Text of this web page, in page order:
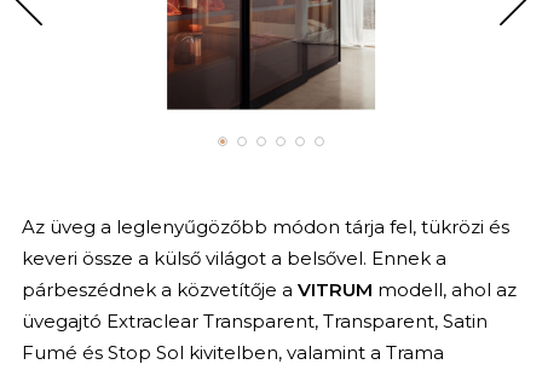
Az üveg a leglenyűgözőbb módon tárja fel, tükrözi és
keveri össze a külső világot a belsővel. Ennek a
párbeszédnek a közvetítője a VITRUM modell, ahol az
üvegajtó Extraclear Transparent, Transparent, Satin
Fumé és Stop Sol kivitelben, valamint a Trama